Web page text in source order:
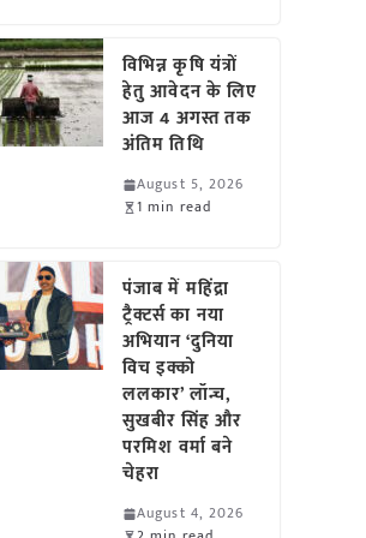
विभिन्न कृषि यंत्रों
हेतु आवेदन के लिए
आज 4 अगस्त तक
अंतिम तिथि
August 5, 2026
1 min read
पंजाब में महिंद्रा
ट्रैक्टर्स का नया
अभियान ‘दुनिया
विच इक्को
ललकार’ लॉन्च,
सुखबीर सिंह और
परमिश वर्मा बने
चेहरा
August 4, 2026